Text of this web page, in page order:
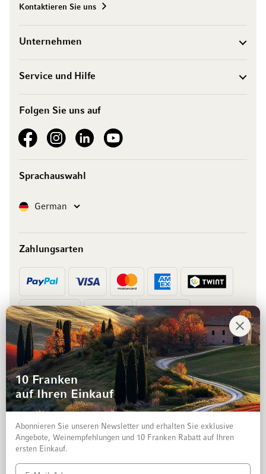
Kontaktieren Sie uns
Unternehmen
Service und Hilfe
Folgen Sie uns auf
See our FacebookSee our Instagram account
See our LinkedInSee our YouTube channel
Sprachauswahl
SpracheGerman
Zahlungsarten
Vorkasse Rechnung
10 Franken
auf Ihren Einkauf
Abonnieren Sie unseren Newsletter und erhalten Sie exklusive
Angebote, Weinempfehlungen und 10 Franken Rabatt auf Ihren
ersten Einkauf.